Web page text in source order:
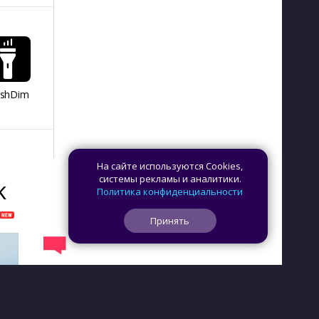
На сайте используются Cookies,
системы рекламы и аналитики.
Политика конфиденциальности
Принять